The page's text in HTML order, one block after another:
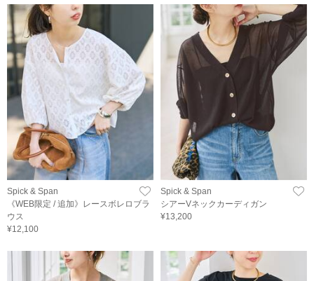
Spick & Span
《WEB限定 / 追加》レースボレロブラ
ウス
¥12,100
Spick & Span
シアーVネックカーディガン
¥13,200